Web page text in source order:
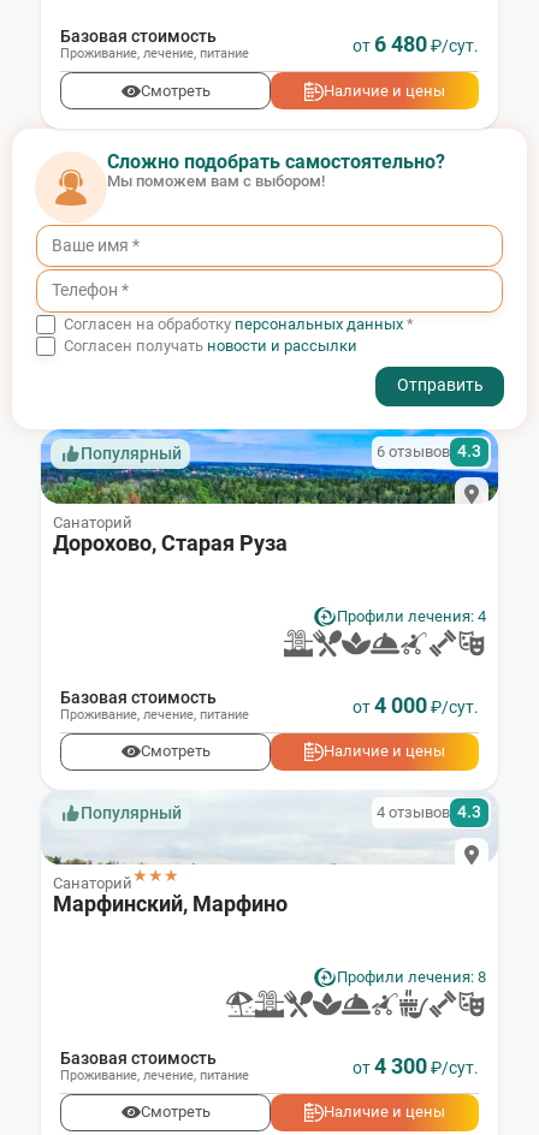
Базовая стоимость
Проживание, лечение, питание от6 480₽/сут.
Смотреть Наличие и цены
Сложно подобрать самостоятельно?
Мы поможем вам с выбором!
Согласен на обработку персональных данных *
Согласен получать новости и рассылки
Популярный
Санаторий
6 отзывов 4.3
Дорохово, Старая Руза
Профили лечения: 4
Базовая стоимость
Проживание, лечение, питание от4 000₽/сут.
Смотреть Наличие и цены
Популярный
Санаторий★★★
4 отзывов 4.3
Марфинский, Марфино
Профили лечения: 8
Базовая стоимость
Проживание, лечение, питание от4 300₽/сут.
Смотреть Наличие и цены